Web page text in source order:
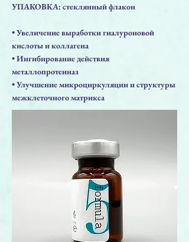
УПАКОВКА: стеклянный флакон
• Увеличение выработки гиалуроновой
кислоты и коллагена
• Ингибирование действия
металлопротеиназ
• Улучшение микроциркуляции и структуры
межклеточного матрикса